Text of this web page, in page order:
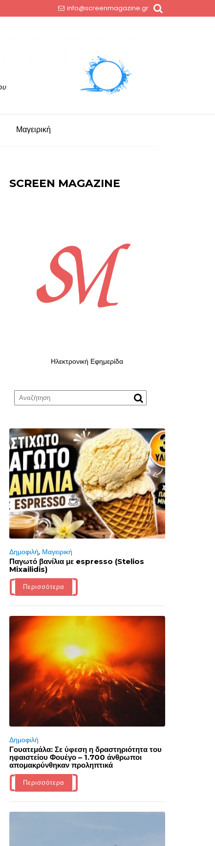
info@screenmagazine.gr
Μαγειρική
SCREEN MAGAZINE
Ηλεκτρονική Εφημερίδα
Δημοφιλή, Μαγειρική
Παγωτό βανίλια με espresso (Stelios
Mixailidis)
Περισσότερα
Δημοφιλή
Γουατεμάλα: Σε ύφεση η δραστηριότητα του
ηφαιστείου Φουέγο – 1.700 άνθρωποι
απομακρύνθηκαν προληπτικά
Περισσότερα